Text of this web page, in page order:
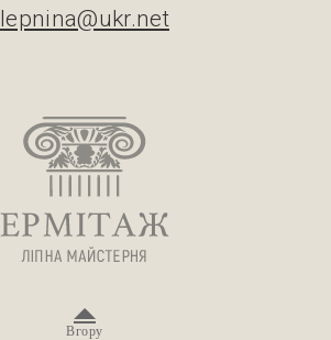
lepnina@ukr.net
Вгору